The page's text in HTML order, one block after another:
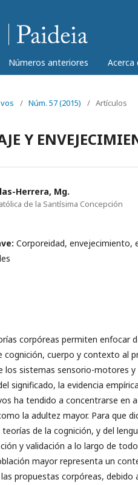
Números anteriores Acerca
/ Núm. 57 (2015) / Artículos
Y
Herrera, Mg.
de la Santísima Concepción
Corporeidad, envejecimiento,
corpóreas permiten enfocar
cognición, cuerpo y contexto al
los sistemas sensorio-motores y
significado, la evidencia
ha tendido a concentrarse en
la adultez mayor. Para que
de la cognición, y del
y validación a lo largo de
mayor representa un
propuestas corpóreas, debido